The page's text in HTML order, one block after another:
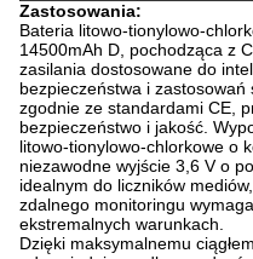
Zastosowania:
Bateria litowo-tionylowo-
14500mAh D, pochodząca z
zasilania dostosowane do
bezpieczeństwa i
zgodnie ze standardami CE,
bezpieczeństwo i jakość.
litowo-tionylowo-chlorkowe o
niezawodne wyjście 3,6 V o
idealnym do liczników
zdalnego monitoringu
ekstremalnych warunkach.
Dzięki maksymalnemu